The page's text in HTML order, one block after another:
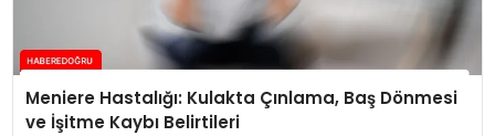
Meniere Hastalığı: Kulakta Çınlama, Baş Dönmesi
ve İşitme Kaybı Belirtileri